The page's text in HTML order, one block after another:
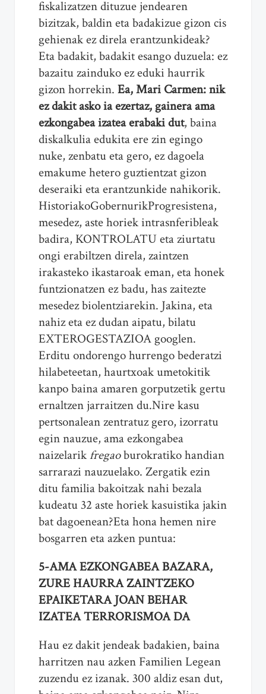
fiskalizatzen dituzue jendearen
bizitzak, baldin eta badakizue gizon cis
gehienak ez direla erantzunkideak?
Eta badakit, badakit esango duzuela: ez
bazaitu zainduko ez eduki haurrik
gizon horrekin. Ea, Mari Carmen: nik
ez dakit asko ia ezertaz, gainera ama
ezkongabea izatea erabaki dut, baina
diskalkulia edukita ere zin egingo
nuke, zenbatu eta gero, ez dagoela
emakume hetero guztientzat gizon
deseraiki eta erantzunkide nahikorik.
HistoriakoGobernurikProgresistena,
mesedez, aste horiek intrasnferibleak
badira, KONTROLATU eta ziurtatu
ongi erabiltzen direla, zaintzen
irakasteko ikastaroak eman, eta honek
funtzionatzen ez badu, has zaitezte
mesedez biolentziarekin. Jakina, eta
nahiz eta ez dudan aipatu, bilatu
EXTEROGESTAZIOA googlen.
Erditu ondorengo hurrengo bederatzi
hilabeteetan, haurtxoak umetokitik
kanpo baina amaren gorputzetik gertu
ernaltzen jarraitzen du.Nire kasu
pertsonalean zentratuz gero, izorratu
egin nauzue, ama ezkongabea
naizelarikfregaoburokratiko handian
sarrarazi nauzuelako. Zergatik ezin
ditu familia bakoitzak nahi bezala
kudeatu 32 aste horiek kasuistika jakin
bat dagoenean?Eta hona hemen nire
bosgarren eta azken puntua:
5-AMA EZKONGABEA BAZARA,
ZURE HAURRA ZAINTZEKO
EPAIKETARA JOAN BEHAR
IZATEA TERRORISMOA DA
Hau ez dakit jendeak badakien, baina
harritzen nau azken Familien Legean
zuzendu ez izanak. 300 aldiz esan dut,